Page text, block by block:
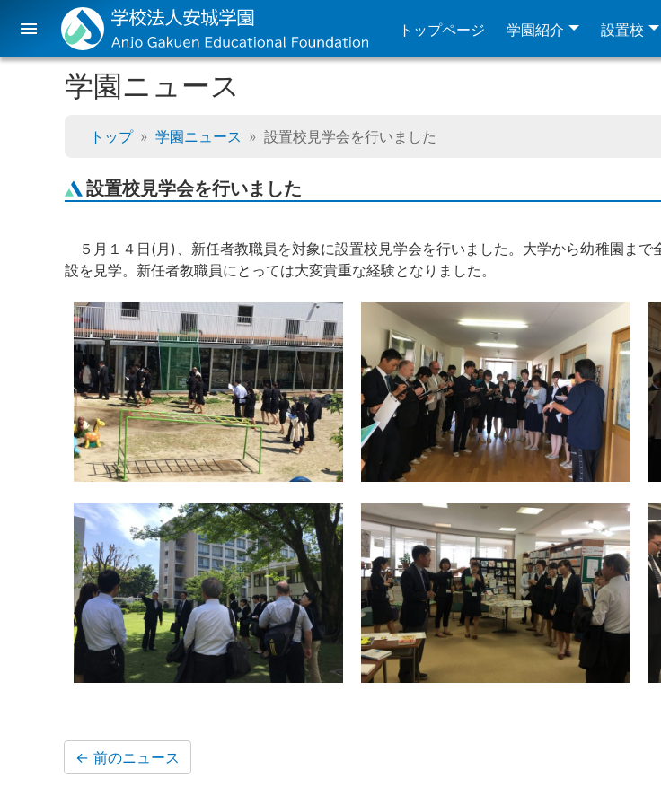
menu トップページ 学園紹介 設置校
学園ニュース
トップ 学園ニュース 設置校見学会を行いました
設置校見学会を行いました
５月１４日(月)、新任者教職員を対象に設置校見学会を行いました。大学から幼稚園ま
設を見学。新任者教職員にとっては大変貴重な経験となりました。
← 前のニュース